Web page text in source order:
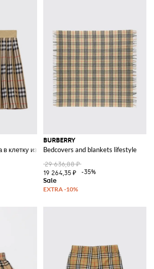
клетку из смесовой шерсти
BURBERRY
Bedcovers and blankets lifestyle
29 636,88 ₽
19 264,35 ₽
-35%